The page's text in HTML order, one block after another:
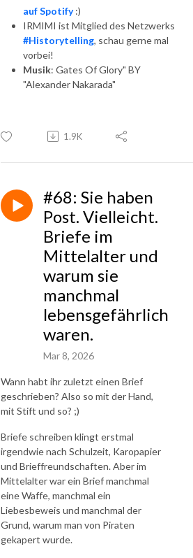
auf Spotify:)
IRMIMI ist Mitglied des Netzwerks
#Historytelling, schau gerne mal
vorbei!
Musik: Gates Of Glory" BY
"Alexander Nakarada"
1.9K
#68: Sie haben
Post. Vielleicht.
Briefe im
Mittelalter und
warum sie
manchmal
lebensgefährlich
waren.
Mar 8, 2026
Wann habt ihr zuletzt einen Brief
geschrieben? Also so mit der Hand,
mit Stift und so? ;)
Briefe schreiben klingt erstmal
irgendwie nach Schulzeit, Karopapier
und Brieffreundschaften. Aber im
Mittelalter war ein Brief manchmal
eine Waffe, manchmal ein
Liebesbeweis und manchmal der
Grund, warum man von Piraten
gekapert wurde.